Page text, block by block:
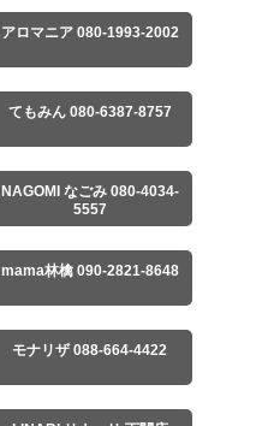
アロマニア 080-1993-2002
てもみん 080-6387-8757
NAGOMI なごみ 080-4034-
5557
mama林檎 090-2821-8648
モナリザ 088-664-4422